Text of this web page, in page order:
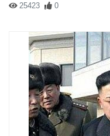
25423 0